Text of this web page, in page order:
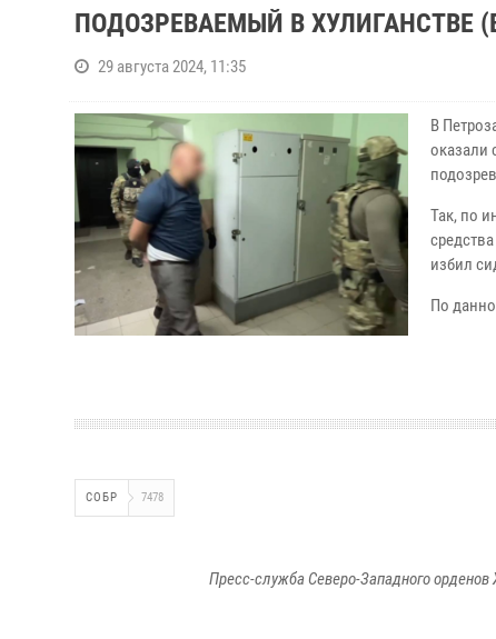
ПОДОЗРЕВАЕМЫЙ В ХУЛИГАНСТВЕ
29 августа 2024, 11:35
В
оказали
Так, по
избил
По
СОБР 7478
Пресс-служба Северо-Западного